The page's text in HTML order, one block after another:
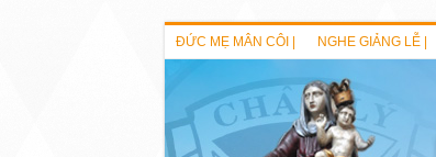
ĐỨC MẸ MÂN CÔI | NGHE GIẢNG LỄ |